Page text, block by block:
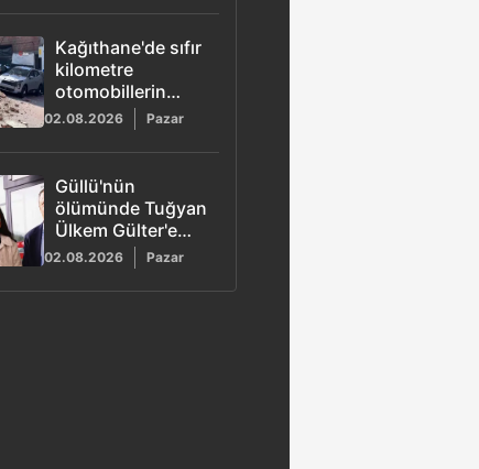
Kağıthane'de sıfır
kilometre
otomobillerin
üzerine duvar
02.08.2026 Pazar
Güllü'nün
ölümünde Tuğyan
Ülkem Gülter'e
ağırlaştırılmış
müebbet hapis
talebi
02.08.2026 Pazar